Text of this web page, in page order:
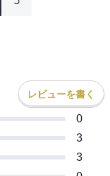
レビューを書く
0
3
3